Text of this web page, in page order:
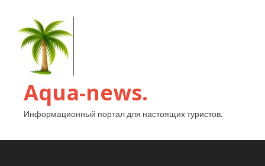
Aqua-news.
Информационный портал для настоящих туристов.